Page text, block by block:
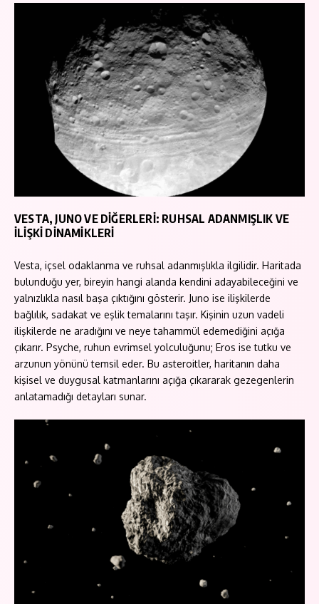
VESTA, JUNO VE DİĞERLERİ: RUHSAL ADANMIŞLIK VE
İLİŞKİ DİNAMİKLERİ
Vesta, içsel odaklanma ve ruhsal adanmışlıkla ilgilidir. Haritada
bulunduğu yer, bireyin hangi alanda kendini adayabileceğini ve
yalnızlıkla nasıl başa çıktığını gösterir. Juno ise ilişkilerde
bağlılık, sadakat ve eşlik temalarını taşır. Kişinin uzun vadeli
ilişkilerde ne aradığını ve neye tahammül edemediğini açığa
çıkarır. Psyche, ruhun evrimsel yolculuğunu; Eros ise tutku ve
arzunun yönünü temsil eder. Bu asteroitler, haritanın daha
kişisel ve duygusal katmanlarını açığa çıkararak gezegenlerin
anlatamadığı detayları sunar.